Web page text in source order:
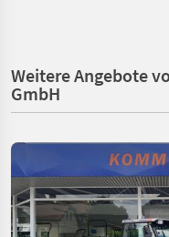
Weitere Angebote
GmbH